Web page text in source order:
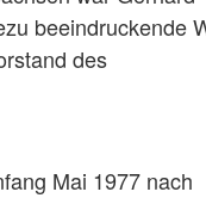
beeindruckende
des
Mai 1977 nach